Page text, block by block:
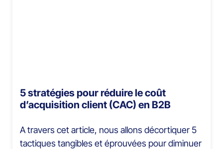
5 stratégies pour réduire le coût
d’acquisition client (CAC) en B2B
A travers cet article, nous allons décortiquer 5
tactiques tangibles et éprouvées pour diminuer